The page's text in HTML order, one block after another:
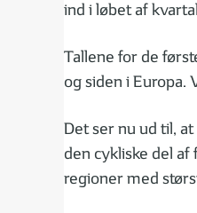
ind i løbet af
Tallene for de
og siden i Europa.
Det ser nu ud til,
den cykliske del
regioner med